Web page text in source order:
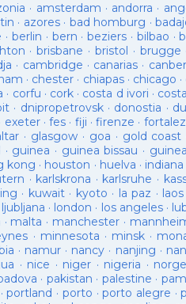
· amsterdam · andorra ·
· azores· bad homburg ·
· berlin · bern ·beziers · bilbao ·
·brisbane · bristol · brugge
· cambridge · canarias ·
· chester · chiapas· chicago ·
· corfu · cork · costa d ivori ·
· dnipropetrovsk· donostia ·
exeter· fes · fiji · firenze ·
· glasgow· goa · gold coast
· guinea · guinea bissau ·
kong · houston · huelva · indiana
· karlskrona · karlsruhe ·
· kuwait· kyoto · la paz · laos
ljubljana · london · los angeles·
· malta · manchester ·
· minnesota · minsk·
· namur · nancy · nanjing ·
· nice · niger · nigeria ·
· pakistan · palestine ·
·portland · porto ·porto alegre ·